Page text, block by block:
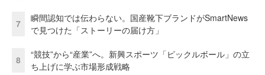
7
瞬間認知では伝わらない。国産靴下ブランドがSmartNews
で見つけた「ストーリーの届け方」
8
“競技”から“産業”へ。新興スポーツ「ピックルボール」の立
ち上げに学ぶ市場形成戦略